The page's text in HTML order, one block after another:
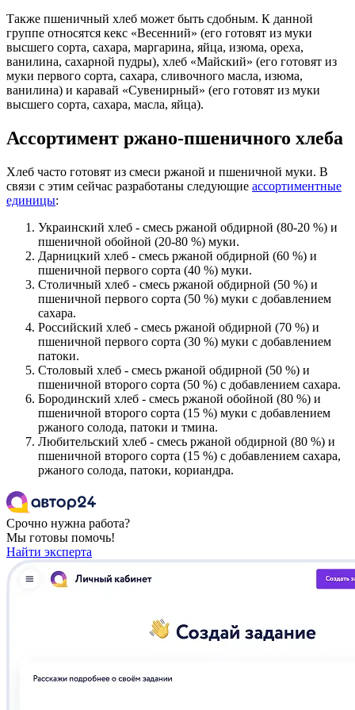
Также пшеничный хлеб может быть сдобным. К данной
группе относятся кекс «Весенний» (его готовят из муки
высшего сорта, сахара, маргарина, яйца, изюма, ореха,
ванилина, сахарной пудры), хлеб «Майский» (его готовят из
муки первого сорта, сахара, сливочного масла, изюма,
ванилина) и каравай «Сувенирный» (его готовят из муки
высшего сорта, сахара, масла, яйца).
Ассортимент ржано-пшеничного хлеба
Хлеб часто готовят из смеси ржаной и пшеничной муки. В
связи с этим сейчас разработаны следующие ассортиментные
единицы:
Украинский хлеб - смесь ржаной обдирной (80-20 %) и
пшеничной обойной (20-80 %) муки.
Дарницкий хлеб - смесь ржаной обдирной (60 %) и
пшеничной первого сорта (40 %) муки.
Столичный хлеб - смесь ржаной обдирной (50 %) и
пшеничной первого сорта (50 %) муки с добавлением
сахара.
Российский хлеб - смесь ржаной обдирной (70 %) и
пшеничной первого сорта (30 %) муки с добавлением
патоки.
Столовый хлеб - смесь ржаной обдирной (50 %) и
пшеничной второго сорта (50 %) с добавлением сахара.
Бородинский хлеб - смесь ржаной обойной (80 %) и
пшеничной второго сорта (15 %) муки с добавлением
ржаного солода, патоки и тмина.
Любительский хлеб - смесь ржаной обдирной (80 %) и
пшеничной второго сорта (15 %) с добавлением сахара,
ржаного солода, патоки, кориандра.
Срочно нужна работа?
Мы готовы помочь!
Найти эксперта